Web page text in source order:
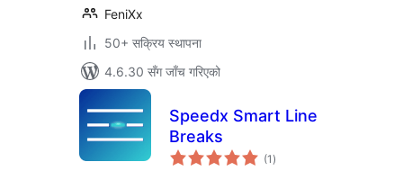
FeniXx
50+ सक्रिय स्थापना
4.6.30 सँग जाँच गरिएको
Speedx Smart Line
Breaks
(1 कुल
रेटिङ्गहरू
)